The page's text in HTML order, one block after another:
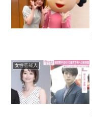
女性芸能人